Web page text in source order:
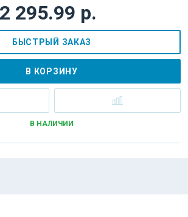
2 295.99 р.
БЫСТРЫЙ ЗАКАЗ
В КОРЗИНУ
В НАЛИЧИИ